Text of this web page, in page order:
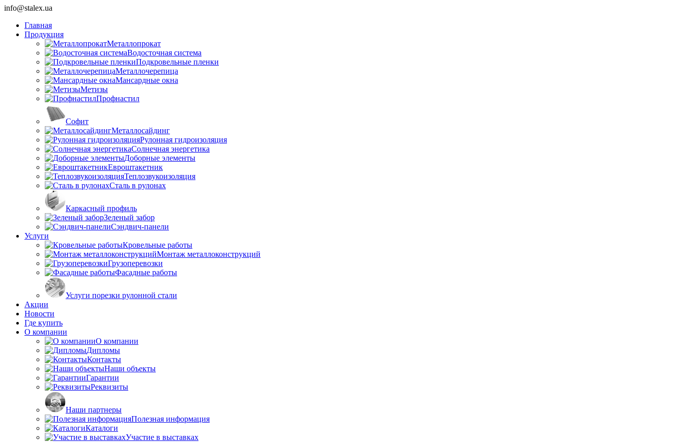
info@stalex.ua
Главная
Продукция
Металлопрокат
Водосточная система
Подкровельные пленки
Металлочерепица
Мансардные окна
Метизы
Профнастил
Софит
Металлосайдинг
Рулонная гидроизоляция
Солнечная энергетика
Доборные элементы
Евроштакетник
Теплозвукоизоляция
Сталь в рулонах
Каркасный профиль
Зеленый забор
Сэндвич-панели
Услуги
Кровельные работы
Монтаж металлоконструкций
Грузоперевозки
Фасадные работы
Услуги порезки рулонной стали
Акции
Новости
Где купить
О компании
О компании
Дипломы
Контакты
Наши объекты
Гарантии
Реквизиты
Наши партнеры
Полезная информация
Каталоги
Участие в выставках